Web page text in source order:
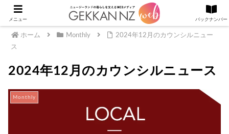
ホーム Monthly
2024年12月のカウンシルニュー
ス
2024年12月のカウンシルニュース
Monthly
メニュー バックナンバー